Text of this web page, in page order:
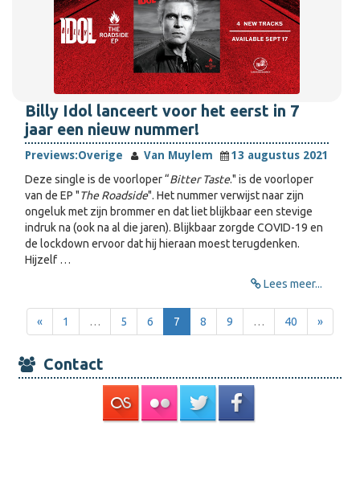
Billy Idol lanceert voor het eerst in 7
jaar een nieuw nummer!
Previews:Overige Van Muylem
13 augustus 2021
Deze single is de voorloper “Bitter Taste." is de voorloper
van de EP "The Roadside". Het nummer verwijst naar zijn
ongeluk met zijn brommer en dat liet blijkbaar een stevige
indruk na (ook na al die jaren). Blijkbaar zorgde COVID-19 en
de lockdown ervoor dat hij hieraan moest terugdenken.
Hijzelf …
Lees meer...
« 1 … 5 6 7 8 9 … 40 »
Contact